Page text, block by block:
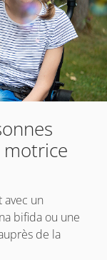
avec un
bifida ou une
de la